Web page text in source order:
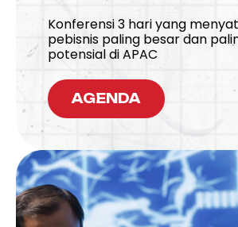
Konferensi 3 hari yang
pebisnis paling besar dan
potensial di APAC
AGENDA